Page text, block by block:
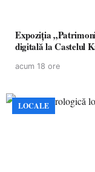
Expoziția
digitală la Castelul
acum 18 ore
LOCALE